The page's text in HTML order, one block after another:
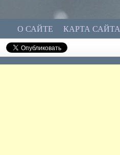
О САЙТЕ КАРТА САЙТА